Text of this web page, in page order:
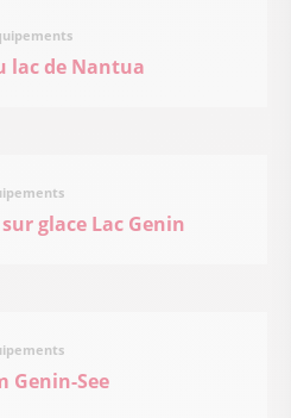
lac de Nantua
glace Lac Genin
Genin-See